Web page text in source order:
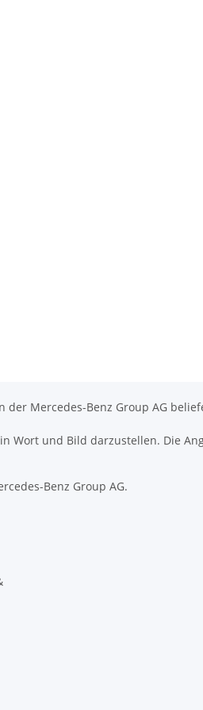
der Mercedes-Benz Group AG
Wort und Bild darzustellen. Die
Benz Group AG.